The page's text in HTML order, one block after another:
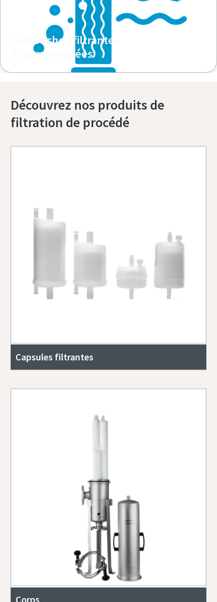
Cartouches filtrantes
thermosoudées
Découvrez nos produits de
filtration de procédé
Capsules filtrantes
Corps